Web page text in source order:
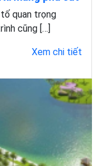
quan trọng
cũng […]
Xem chi tiết